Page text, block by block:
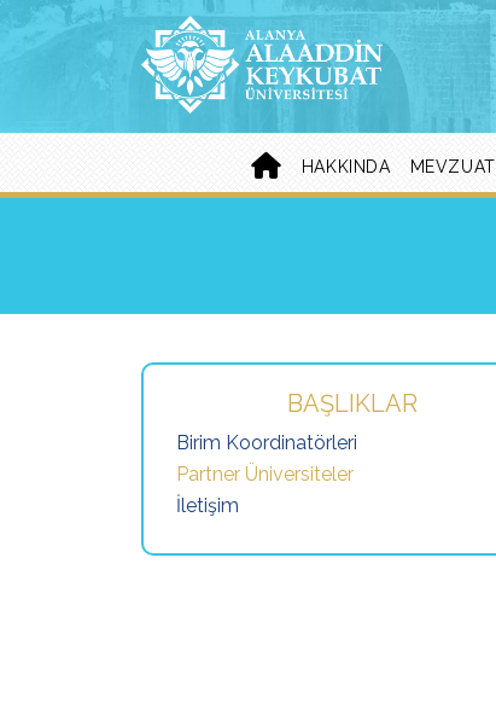
HAKKINDA MEVZUAT
BAŞLIKLAR
Birim Koordinatörleri
Partner Üniversiteler
İletişim